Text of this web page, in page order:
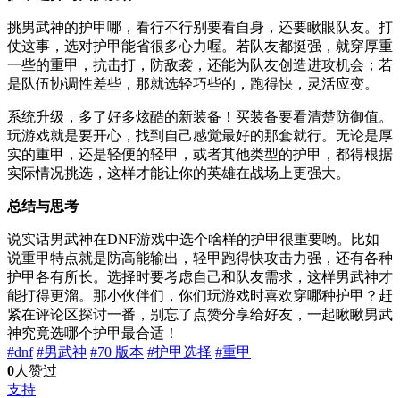
挑男武神的护甲哪，看行不行别要看自身，还要瞅眼队友。打
仗这事，选对护甲能省很多心力喔。若队友都挺强，就穿厚重
一些的重甲，抗击打，防敌袭，还能为队友创造进攻机会；若
是队伍协调性差些，那就选轻巧些的，跑得快，灵活应变。
系统升级，多了好多炫酷的新装备！买装备要看清楚防御值。
玩游戏就是要开心，找到自己感觉最好的那套就行。无论是厚
实的重甲，还是轻便的轻甲，或者其他类型的护甲，都得根据
实际情况挑选，这样才能让你的英雄在战场上更强大。
总结与思考
说实话男武神在DNF游戏中选个啥样的护甲很重要哟。比如
说重甲特点就是防高能输出，轻甲跑得快攻击力强，还有各种
护甲各有所长。选择时要考虑自己和队友需求，这样男武神才
能打得更溜。那小伙伴们，你们玩游戏时喜欢穿哪种护甲？赶
紧在评论区探讨一番，别忘了点赞分享给好友，一起瞅瞅男武
神究竟选哪个护甲最合适！
#dnf #男武神 #70 版本 #护甲选择 #重甲
0人赞过
支持